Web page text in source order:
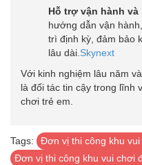
Hỗ trợ vận hành và
hướng dẫn vận
trì định kỳ, đảm bảo
lâu dài.Skynext
Với kinh nghiệm lâu năm
là đối tác tin cậy trong lĩnh
chơi trẻ em.
Tags: Đơn vị thi công khu
Đơn vị thi công khu vui chơi